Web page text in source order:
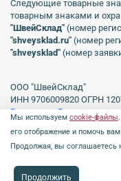
Следующие товарные
товарным знаками и
"ШвейСклад" (номер
"shveуsklad.ru" (номер
"shveysklad" (номер
ООО "ШвейСклад"
ИНН 9706009820 ОГРН
Включен в Реестр
персональных данных
№231 от 16.06.2023.
Мы используем cookie-файлы
его отображение и помочь
Продолжая, вы соглашаетесь
Продолжить